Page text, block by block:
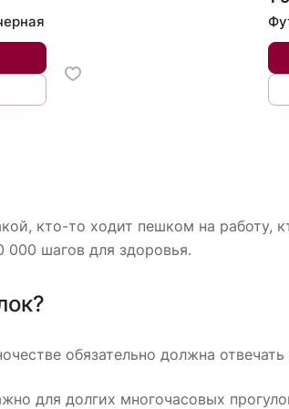
кто-то ходит пешком на работу,
шагов для здоровья.
обязательно должна
для долгих многочасовых